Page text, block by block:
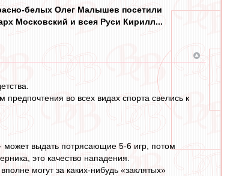
белых Олег Малышев посетили
Московский и всея Руси Кирилл...
во всех видах спорта свелись к
может выдать потрясающие 5-6 игр, потом
это качество нападения.
могут за каких-нибудь «заклятых»